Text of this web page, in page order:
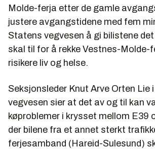
Molde-ferja etter de gamle
justere avgangstidene med fem
Statens vegvesen å gi bilistene
skal til for å rekke Vestnes-Molde-
risikere liv og helse.
Seksjonsleder Knut Arve Orten Lie
vegvesen sier at det av og til kan
køproblemer i krysset mellom E39
der bilene fra et annet sterkt
ferjesamband (Hareid-Sulesund)